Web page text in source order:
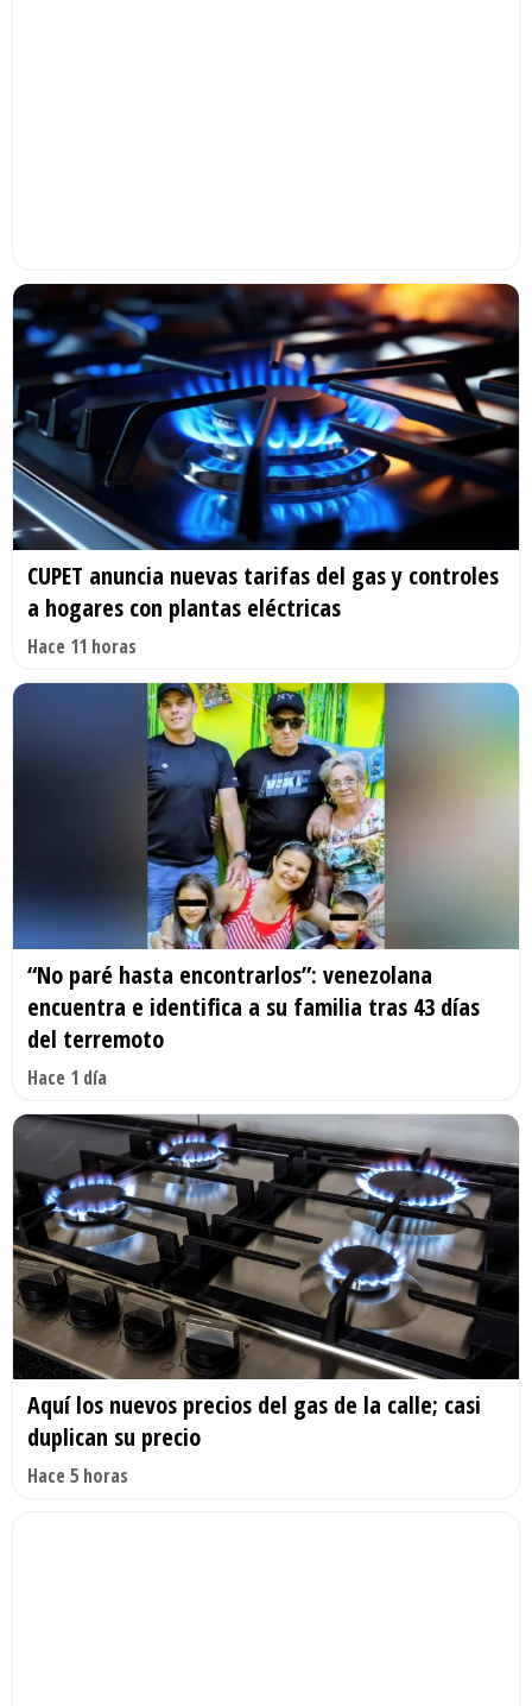
CUPET anuncia nuevas tarifas del gas y controles
a hogares con plantas eléctricas
Hace 11 horas
“No paré hasta encontrarlos”: venezolana
encuentra e identifica a su familia tras 43 días
del terremoto
Hace 1 día
Aquí los nuevos precios del gas de la calle; casi
duplican su precio
Hace 5 horas